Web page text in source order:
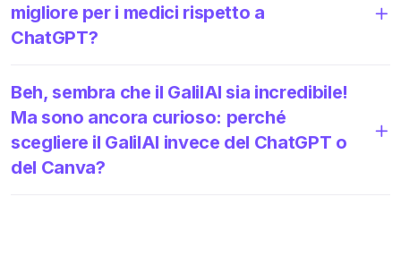
migliore per i medici rispetto a
ChatGPT?
Beh, sembra che il GalilAI sia incredibile!
Ma sono ancora curioso: perché
scegliere il GalilAI invece del ChatGPT o
del Canva?